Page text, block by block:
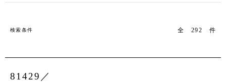
検索条件 全 292 件
81429／